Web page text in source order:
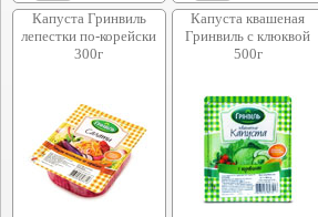
Капуста Гринвиль
лепестки по-корейски
300г
Капуста квашеная
Гринвиль с клюквой
500г